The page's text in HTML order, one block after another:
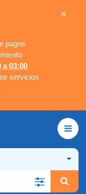
pagos
a 03:00
servicios
×